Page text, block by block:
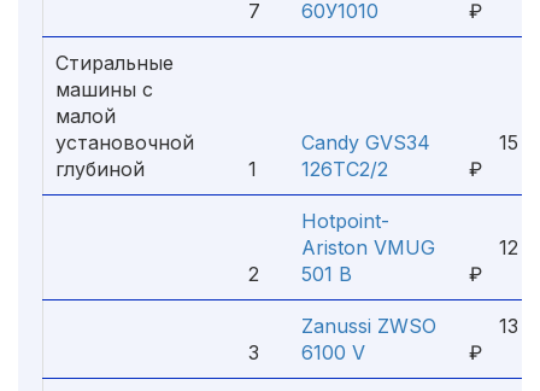
7
60У1010
₽
Стиральные
машины с
малой
установочной
глубиной
1
Candy GVS34
126TC2/2
15
₽
2
Hotpoint-
Ariston VMUG
501 B
12
₽
3
Zanussi ZWSO
6100 V
13
₽